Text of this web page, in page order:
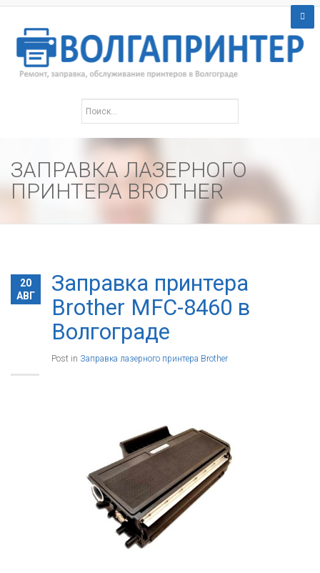
ЗАПРАВКА ЛАЗЕРНОГО
ПРИНТЕРА BROTHER
20
АВГ
Заправка принтера
Brother MFC-8460 в
Волгограде
Post in Заправка лазерного принтера Brother